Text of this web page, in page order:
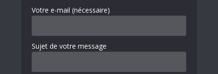
Votre e-mail (nécessaire)
Sujet de votre message